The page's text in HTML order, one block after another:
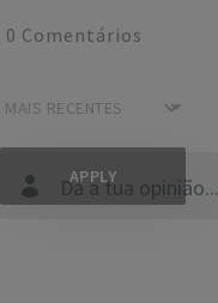
Dá a tua opinião...
0 Comentários